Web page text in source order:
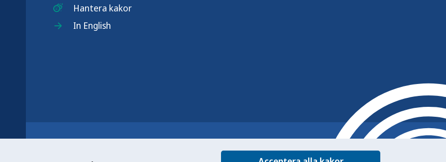
Hantera kakor
In English